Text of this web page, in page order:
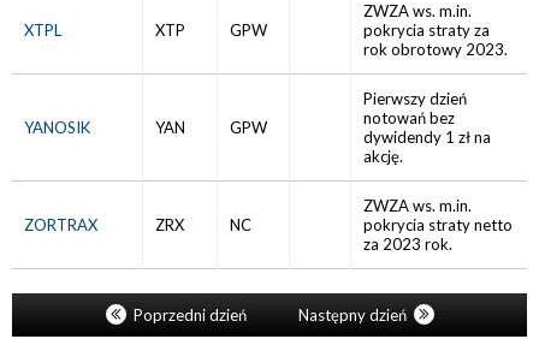
XTPL XTP GPW
ZWZA ws. m.in.
pokrycia straty za
rok obrotowy 2023.
YANOSIK YAN GPW
Pierwszy dzień
notowań bez
dywidendy 1 zł na
akcję.
ZORTRAX ZRX NC
ZWZA ws. m.in.
pokrycia straty netto
za 2023 rok.
Poprzedni dzień Następny dzień